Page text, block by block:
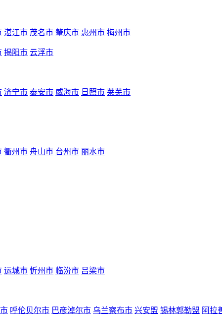
湛江市 茂名市 肇庆市 惠州市 梅州市
揭阳市 云浮市
济宁市 泰安市 威海市 日照市 莱芜市
衢州市 舟山市 台州市 丽水市
运城市 忻州市 临汾市 吕梁市
呼伦贝尔市 巴彦淖尔市 乌兰察布市 兴安盟 锡林郭勒盟 阿拉